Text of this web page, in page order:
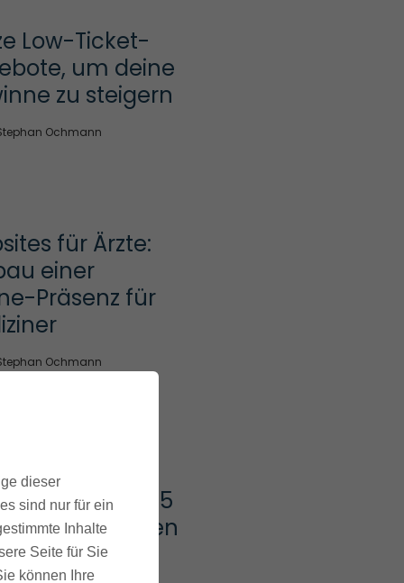
Low-Ticket-
um deine
zu steigern
Ochmann
für Ärzte:
einer
Präsenz für
Ochmann
skalieren: 5
Fähigkeiten
Skalierung
dieser
sind nur für ein
Inhalte
Seite für Sie
können Ihre